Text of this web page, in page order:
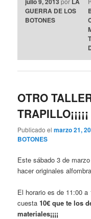
GUERRA DE LOS
BOTONES
OTRO
TRAPILLO¡¡¡¡¡
Publicado elmarzo 21,
BOTONES
Este sábado 3 de
hacer originales
El horario es de 11:00
cuesta10€ que te los
materiales¡¡¡¡